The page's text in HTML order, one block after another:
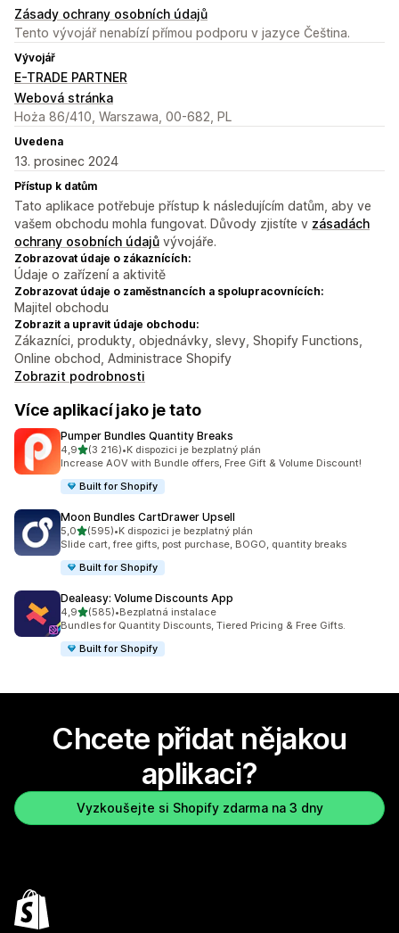
Zásady ochrany osobních údajů
Tento vývojář nenabízí přímou podporu v jazyce Čeština.
Vývojář
E-TRADE PARTNER
Webová stránka
Hoża 86/410, Warszawa, 00-682, PL
Uvedena
13. prosinec 2024
Přístup k datům
Tato aplikace potřebuje přístup k následujícím datům, aby ve
vašem obchodu mohla fungovat. Důvody zjistíte v zásadách
ochrany osobních údajů vývojáře.
Zobrazovat údaje o zákaznících:
Údaje o zařízení a aktivitě
Zobrazovat údaje o zaměstnancích a spolupracovnících:
Majitel obchodu
Zobrazit a upravit údaje obchodu:
Zákazníci, produkty, objednávky, slevy, Shopify Functions,
Online obchod, Administrace Shopify
Zobrazit podrobnosti
Více aplikací jako je tato
Pumper Bundles Quantity Breaks
4,9z 5 hvězd
(3 216)
Celkový počet recenzí: 3216
•K dispozici je bezplatný plán
Increase AOV with Bundle offers, Free Gift & Volume Discount!
Built for Shopify
Moon Bundles CartDrawer Upsell
5,0z 5 hvězd
(595)
Celkový počet recenzí: 595
•K dispozici je bezplatný plán
Slide cart, free gifts, post purchase, BOGO, quantity breaks
Built for Shopify
Dealeasy: Volume Discounts App
4,9z 5 hvězd
(585)
Celkový počet recenzí: 585
•Bezplatná instalace
Bundles for Quantity Discounts, Tiered Pricing & Free Gifts.
Built for Shopify
Chcete přidat nějakou
aplikaci?
Vyzkoušejte si Shopify zdarma na 3 dny